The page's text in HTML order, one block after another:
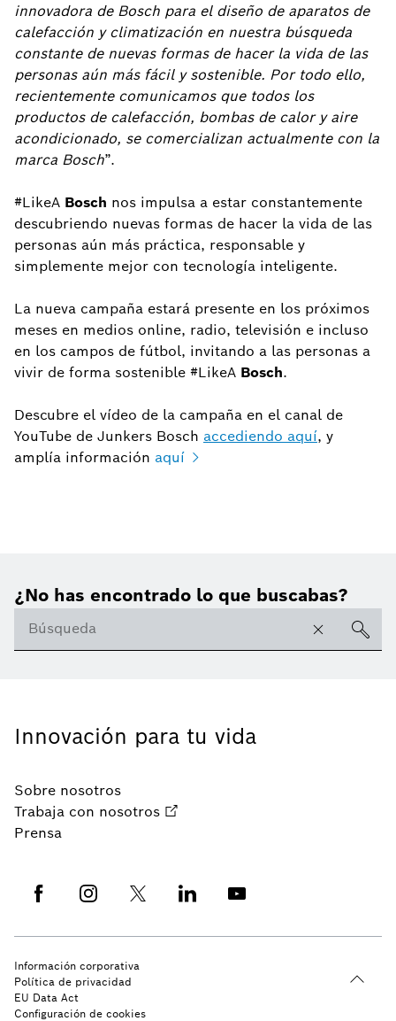
innovadora de Bosch para el diseño de aparatos de
calefacción y climatización en nuestra búsqueda
constante de nuevas formas de hacer la vida de las
personas aún más fácil y sostenible. Por todo ello,
recientemente comunicamos que todos los
productos de calefacción, bombas de calor y aire
acondicionado, se comercializan actualmente con la
marca Bosch”.
#LikeA Bosch nos impulsa a estar constantemente
descubriendo nuevas formas de hacer la vida de las
personas aún más práctica, responsable y
simplemente mejor con tecnología inteligente.
La nueva campaña estará presente en los próximos
meses en medios online, radio, televisión e incluso
en los campos de fútbol, invitando a las personas a
vivir de forma sostenible #LikeA Bosch.
Descubre el vídeo de la campaña en el canal de
YouTube de Junkers Bosch accediendo aquí, y
amplía información aquí
¿No has encontrado lo que buscabas?
Innovación para tu vida
Sobre nosotros
Trabaja con nosotros
Prensa
Información corporativa
Política de privacidad
EU Data Act
Configuración de cookies